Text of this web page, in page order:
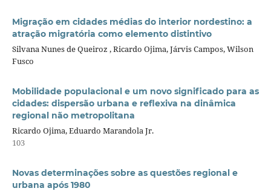
Migração em cidades médias do interior nordestino: a
atração migratória como elemento distintivo
Silvana Nunes de Queiroz , Ricardo Ojima, Járvis Campos, Wilson
Fusco
Mobilidade populacional e um novo significado para as
cidades: dispersão urbana e reflexiva na dinâmica
regional não metropolitana
Ricardo Ojima, Eduardo Marandola Jr.
103
Novas determinações sobre as questões regional e
urbana após 1980